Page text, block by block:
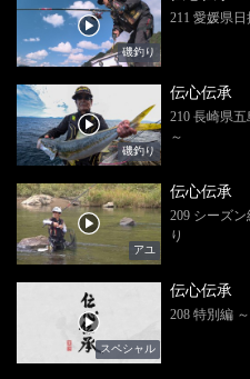
磯釣り
211 愛媛県
磯釣り
伝心伝承
210 長崎県
～
アユ
伝心伝承
209 シーズ
り
スペシャル
伝心伝承
208 特別編